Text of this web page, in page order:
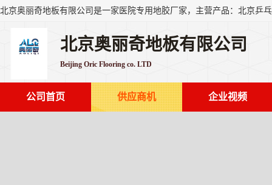
北京奥丽奇地板有限公司
Beijing Oric Flooring co. LTD
公司首页 供应商机 企业视频